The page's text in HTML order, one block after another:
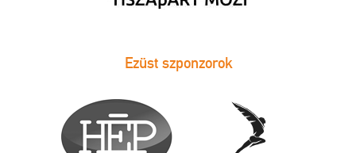
Ezüst szponzorok